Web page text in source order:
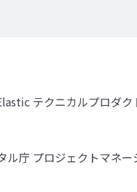
テクニカルプロダ
庁 プロジェクトマネ